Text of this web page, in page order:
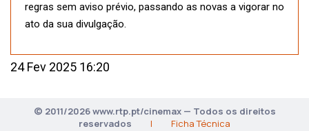
regras sem aviso prévio, passando as novas a vigorar no
ato da sua divulgação.
24 Fev 2025 16:20
© 2011/2026 www.rtp.pt/cinemax — Todos os direitos
reservados
| Ficha Técnica